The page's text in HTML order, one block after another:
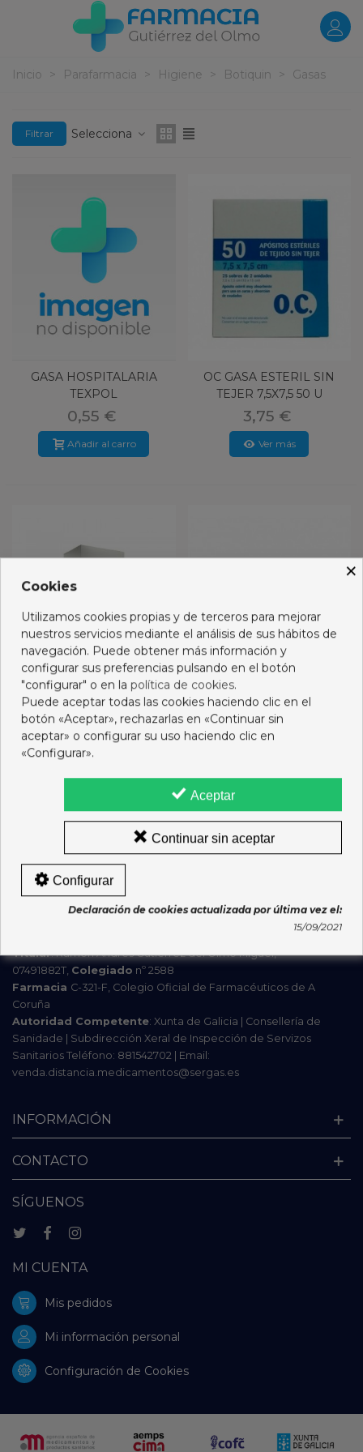
Inicio > Parafarmacia > Higiene > Botiquin > Gasas
Filtrar Selecciona
GASA HOSPITALARIA
TEXPOL
0,55 €
Añadir al carro
OC GASA ESTERIL SIN
TEJER 7,5X7,5 50 U
3,75 €
Ver más
MEDICOMP COMPRESAS
10 X 20 CM 50 U
7,95 €
OC GASA ESTERIL SIN
TEJER 10X10 50 U
Mostrando 1-4 de 4 artículo(s)
Titular: Ramón Andrés Gutiérrez del Olmo Miguel,
07491882T, Colegiado nº 2588
Farmacia C-321-F, Colegio Oficial de Farmacéuticos de A
Coruña
Autoridad Competente: Xunta de Galicia | Consellería de
Sanidade | Subdirección Xeral de Inspección de Servizos
Sanitarios Teléfono: 881542702 | Email:
venda.distancia.medicamentos@sergas.es
INFORMACIÓN
CONTACTO
SÍGUENOS
MI CUENTA
Mis pedidos
Mi información personal
Configuración de Cookies
×
Cookies
Utilizamos cookies propias y de terceros para mejorar
nuestros servicios mediante el análisis de sus hábitos de
navegación. Puede obtener más información y
configurar sus preferencias pulsando en el botón
"configurar" o en la política de cookies.
Puede aceptar todas las cookies haciendo clic en el
botón «Aceptar», rechazarlas en «Continuar sin
aceptar» o configurar su uso haciendo clic en
«Configurar».
Aceptar
Continuar sin aceptar
Configurar
Declaración de cookies actualizada por última vez el:
15/09/2021